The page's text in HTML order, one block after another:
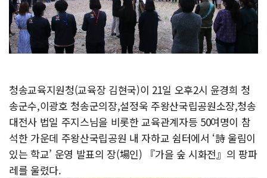
청송교육지원청(교육장 김현국)이 21일 오후2시 윤경희 청
송군수,이광호 청송군의장,설정욱 주왕산국립공원소장,청송
대전사 법일 주지스님을 비롯한 교육관계자등 50여명이 참
석한 가운데 주왕산국립공원 내 자하교 쉼터에서 ‘詩 울림이
있는 학교’ 운영 발표의 장(場인) 『가을 숲 시화전』의 팡파
레를 울렸다.